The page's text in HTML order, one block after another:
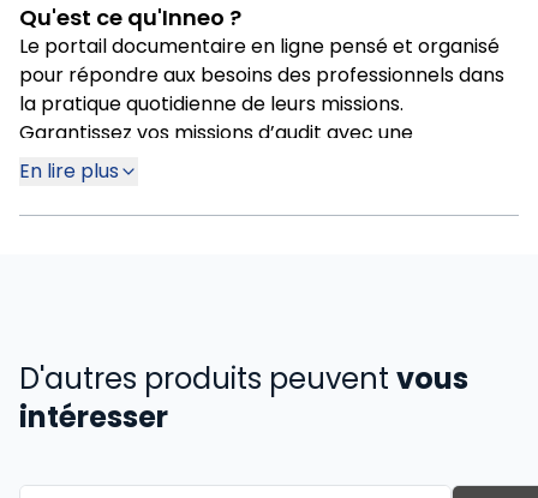
Qu'est ce qu'Inneo ?
Le portail documentaire en ligne pensé et organisé
pour répondre aux besoins des professionnels dans
la pratique quotidienne de leurs missions.
Garantissez vos missions d’audit avec une
information sans cesse mise à jour et accompagnée
d’alertes d’actualité.
En lire plus
D'autres produits peuvent vous
intéresser